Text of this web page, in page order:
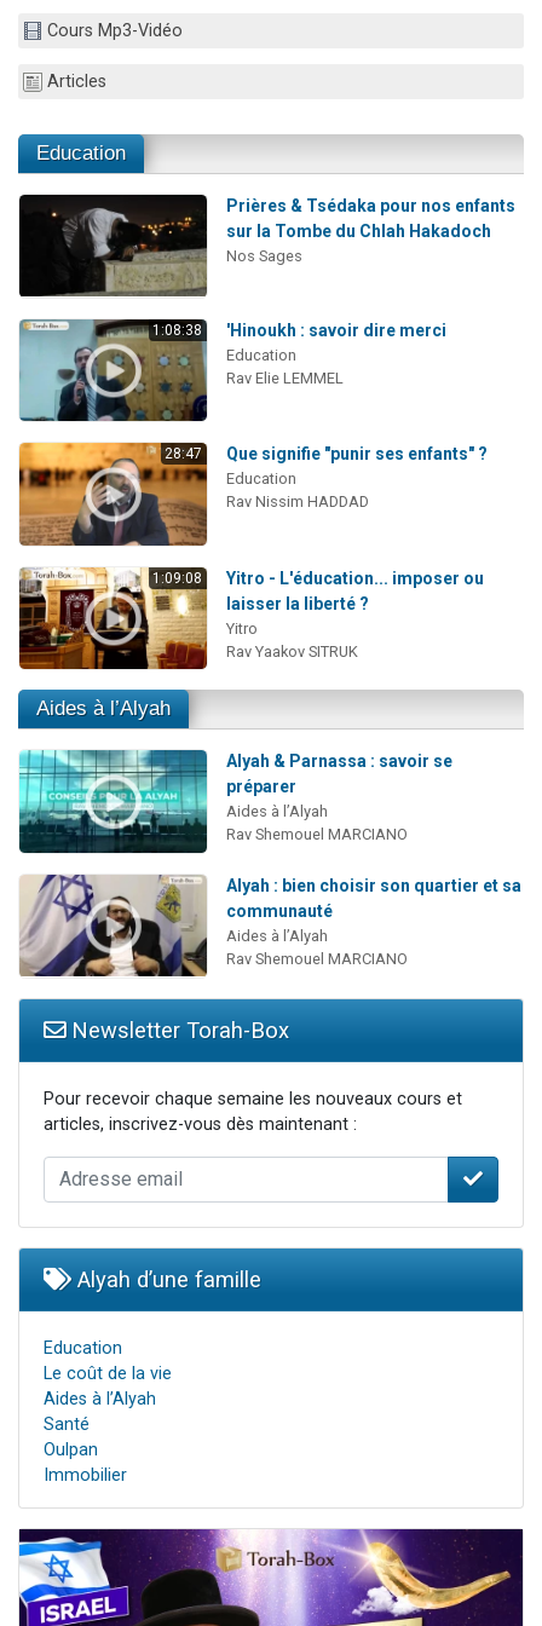
Cours Mp3-Vidéo
Articles
Education
Prières & Tsédaka pour nos enfants
sur la Tombe du Chlah Hakadoch
Nos Sages
1:08:38 'Hinoukh : savoir dire merci
Education
Rav Elie LEMMEL
28:47 Que signifie "punir ses enfants" ?
Education
Rav Nissim HADDAD
1:09:08
Yitro - L'éducation... imposer ou
laisser la liberté ?
Yitro
Rav Yaakov SITRUK
Aides à l’Alyah
Alyah & Parnassa : savoir se
préparer
Aides à l’Alyah
Rav Shemouel MARCIANO
Alyah : bien choisir son quartier et sa
communauté
Aides à l’Alyah
Rav Shemouel MARCIANO
Newsletter Torah-Box
Pour recevoir chaque semaine les nouveaux cours et
articles, inscrivez-vous dès maintenant :
Alyah d’une famille
Education
Le coût de la vie
Aides à l’Alyah
Santé
Oulpan
Immobilier